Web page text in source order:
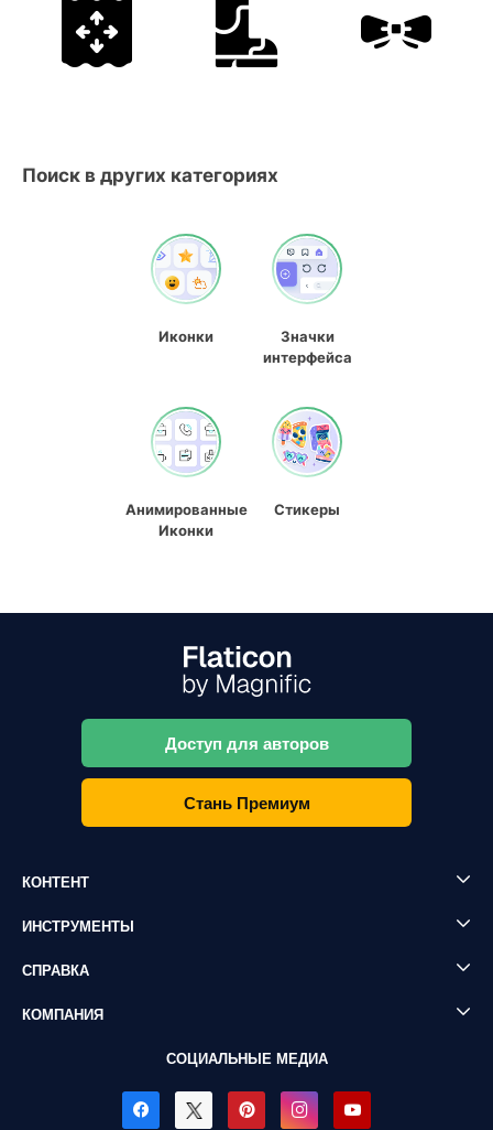
Поиск в других категориях
Иконки
Значки
интерфейса
Анимированные
Иконки
Стикеры
Доступ для авторов
Стань Премиум
КОНТЕНТ
ИНСТРУМЕНТЫ
СПРАВКА
КОМПАНИЯ
СОЦИАЛЬНЫЕ МЕДИА